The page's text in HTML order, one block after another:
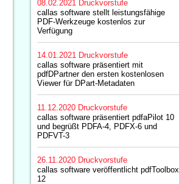
08.02.2021
Druckvorstufe
callas software stellt leistungsfähige
PDF-Werkzeuge kostenlos zur
Verfügung
14.01.2021
Druckvorstufe
callas software präsentiert mit
pdfDPartner den ersten kostenlosen
Viewer für DPart-Metadaten
11.12.2020 Druckvorstufe
callas software präsentiert pdfaPilot 10
und begrüßt PDFA-4, PDFX-6 und
PDFVT-3
26.11.2020 Druckvorstufe
callas software veröffentlicht pdfToolbox
12